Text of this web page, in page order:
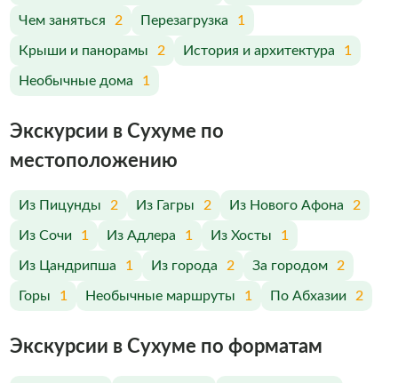
Чем заняться 2 Перезагрузка 1
Крыши и панорамы 2 История и архитектура 1
Необычные дома 1
Экскурсии в Сухуме по
меcтоположению
Из Пицунды 2 Из Гагры 2 Из Нового Афона 2
Из Сочи 1 Из Адлера 1 Из Хосты 1
Из Цандрипша 1 Из города 2 За городом 2
Горы 1 Необычные маршруты 1 По Абхазии 2
Экскурсии в Сухуме по форматам